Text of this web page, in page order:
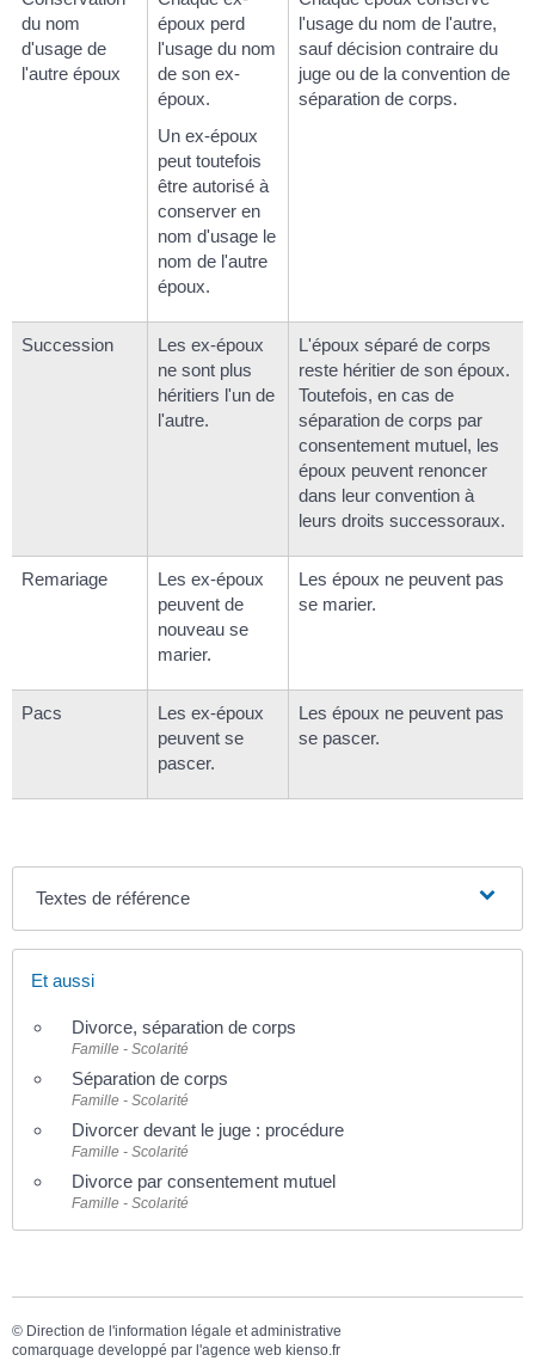
du nom
d'usage de
l'autre époux
époux perd
l'usage du nom
de son ex-
époux.
Un ex-époux
peut toutefois
être autorisé à
conserver en
nom d'usage le
nom de l'autre
époux.
l'usage du nom de l'autre,
sauf décision contraire du
juge ou de la convention de
séparation de corps.
Succession
Les ex-époux
ne sont plus
héritiers l'un de
l'autre.
L'époux séparé de corps
reste héritier de son époux.
Toutefois, en cas de
séparation de corps par
consentement mutuel, les
époux peuvent renoncer
dans leur convention à
leurs droits successoraux.
Remariage
Les ex-époux
peuvent de
nouveau se
marier.
Les époux ne peuvent pas
se marier.
Pacs
Les ex-époux
peuvent se
pascer.
Les époux ne peuvent pas
se pascer.
Textes de référence
Et aussi
Divorce, séparation de corps
Famille - Scolarité
Séparation de corps
Famille - Scolarité
Divorcer devant le juge : procédure
Famille - Scolarité
Divorce par consentement mutuel
Famille - Scolarité
© Direction de l'information légale et administrative
comarquage developpé par l'agence web kienso.fr